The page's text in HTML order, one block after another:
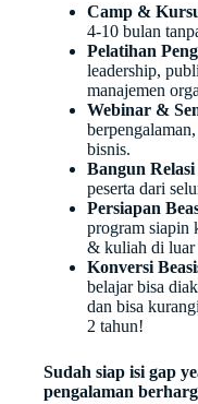
Camp &
4-10 bulan
Pelatihan
leadership,
manajemen
Webinar &
bisnis.
Bangun
peserta dari
Persiapan
program siapin
& kuliah di luar
Konversi
belajar bisa
dan bisa
2 tahun!
Sudah siap isi gap
pengalaman